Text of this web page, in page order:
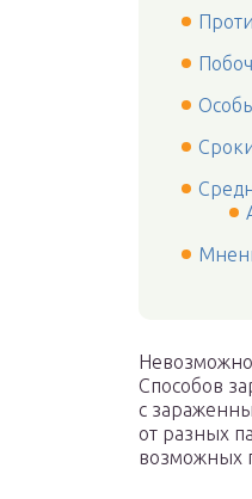
Способов
с
от разных
возможных